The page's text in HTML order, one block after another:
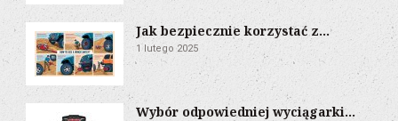
Jak bezpiecznie korzystać z...
1 lutego 2025
Wybór odpowiedniej wyciągarki...